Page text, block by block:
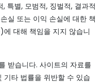
특별, 모범적, 징벌적, 결과적
실 또는 이익 손실에 대한 책
대해 책임을 지지 않습니
받습니다. 사이트의 자료를
기타 법률을 위반할 수 있습